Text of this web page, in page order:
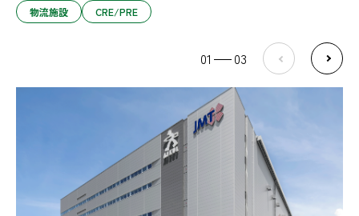
物流施設 CRE/PRE
01 03